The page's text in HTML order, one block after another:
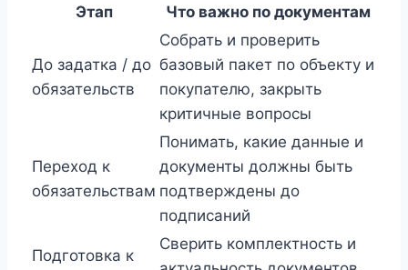
Этап Что важно по документам
До задатка / до
обязательств
Собрать и проверить
базовый пакет по объекту и
покупателю, закрыть
критичные вопросы
Переход к
обязательствам
Понимать, какие данные и
документы должны быть
подтверждены до
подписаний
Подготовка к
Сверить комплектность и